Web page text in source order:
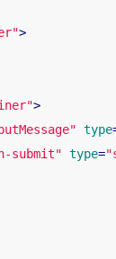
>
>
type
submit" type=